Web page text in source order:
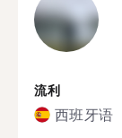
流利
西班牙语